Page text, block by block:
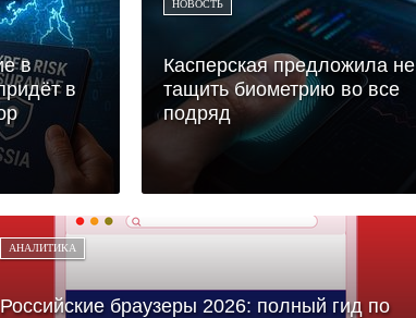
в
в
НОВОСТЬ
Касперская предложила не
тащить биометрию во все
подряд
АНАЛИТИКА
Российские браузеры 2026: полный гид по